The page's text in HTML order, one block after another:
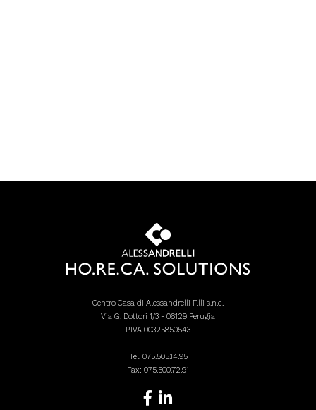
Centro Casa di Alessandrelli F.lli s.n.c.
Via G. Dottori 1/3 - 06129 Perugia
P.IVA 00325850543
Tel. 075.505.14.95
Fax: 075.500.72.91